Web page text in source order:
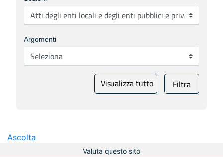
Argomenti
Visualizza tutto Filtra
Ascolta
Valuta questo sito